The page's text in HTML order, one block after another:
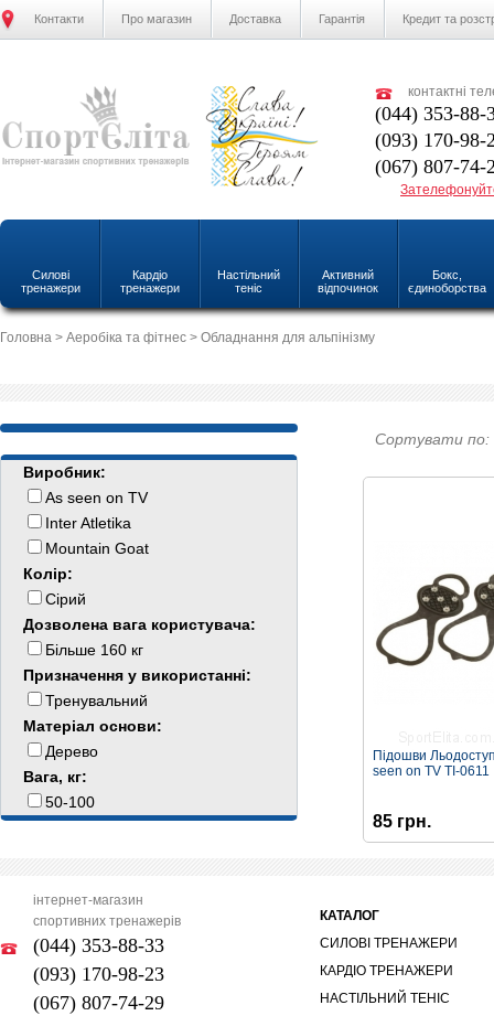
Контакти Про магазин Доставка Гарантія Кредит та
контактні
(044) 353-88-
(093) 170-98-
(067) 807-74-
Силові
тренажери
Кардіо
тренажери
Настільний
теніс
Активний
відпочинок
Бокс,
єдиноборства
Головна > Аеробіка та фітнес > Обладнання для альпінізму
Виробник:
As seen on TV
Inter Atletika
Mountain Goat
Колір:
Сірий
Дозволена вага користувача:
Більше 160 кг
Призначення у використанні:
Тренувальний
Матеріал основи:
Дерево
Вага, кг:
50-100
Сортувати по:
Підошви
seen on TV TI-0611
85 грн.
інтернет-магазин
спортивних тренажерів
(044) 353-88-33
(093) 170-98-23
(067) 807-74-29
КАТАЛОГ
СИЛОВІ ТРЕНАЖЕРИ
КАРДІО ТРЕНАЖЕРИ
НАСТІЛЬНИЙ ТЕНІС